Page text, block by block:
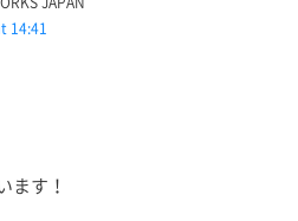
14:41
ます！